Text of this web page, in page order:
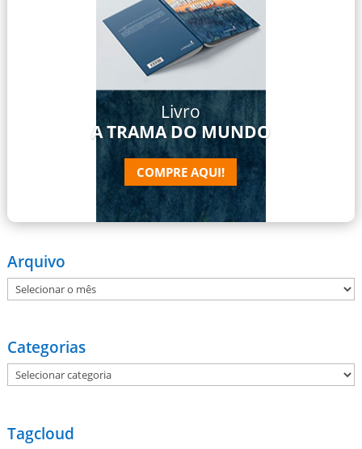
Livro
A TRAMA DO MUNDO
COMPRE AQUI!
Arquivo
Arquivo
Categorias
Categorias
Tagcloud